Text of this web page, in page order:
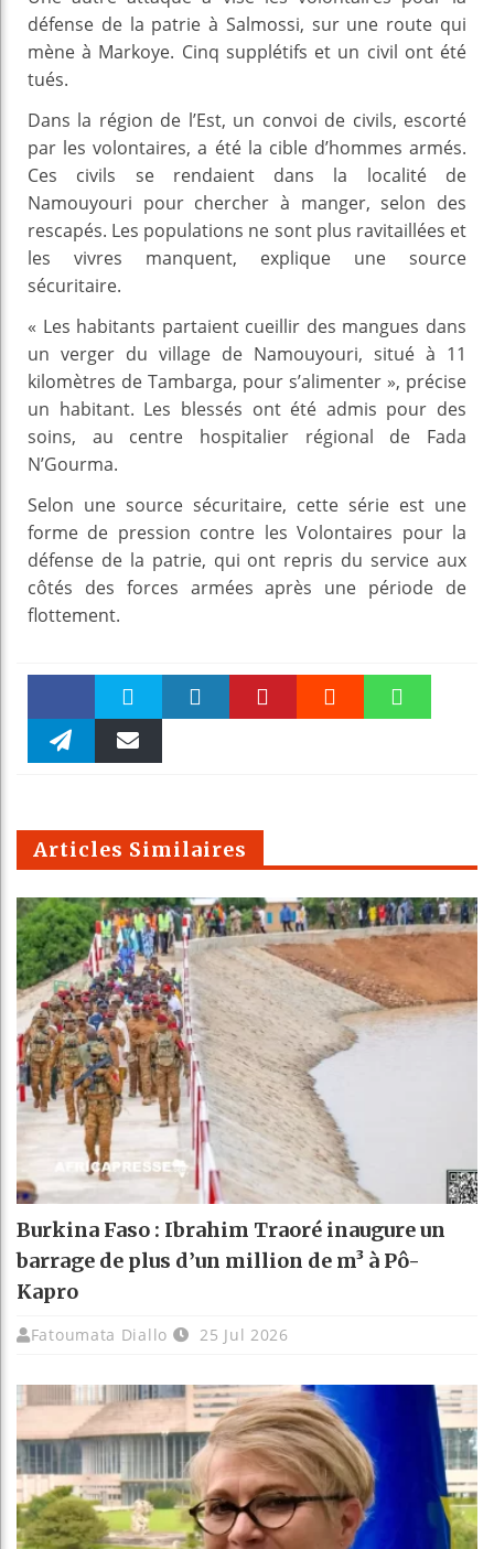
défense de la patrie à Salmossi, sur une route qui
mène à Markoye. Cinq supplétifs et un civil ont été
tués.
Dans la région de l’Est, un convoi de civils, escorté
par les volontaires, a été la cible d’hommes armés.
Ces civils se rendaient dans la localité de
Namouyouri pour chercher à manger, selon des
rescapés. Les populations ne sont plus ravitaillées et
les vivres manquent, explique une source
sécuritaire.
« Les habitants partaient cueillir des mangues dans
un verger du village de Namouyouri, situé à 11
kilomètres de Tambarga, pour s’alimenter », précise
un habitant. Les blessés ont été admis pour des
soins, au centre hospitalier régional de Fada
N’Gourma.
Selon une source sécuritaire, cette série est une
forme de pression contre les Volontaires pour la
défense de la patrie, qui ont repris du service aux
côtés des forces armées après une période de
flottement.
Faceboo Twitter
m
Articles Similaires
Burkina Faso : Ibrahim Traoré inaugure un
barrage de plus d’un million de m³ à Pô-
Kapro
Fatoumata Diallo 25 Jul 2026